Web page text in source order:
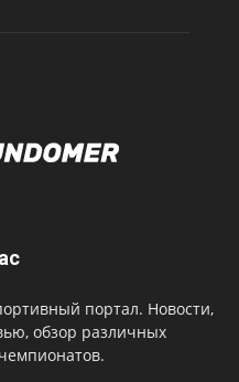
портал. Новости,
обзор различных